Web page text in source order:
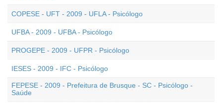
COPESE - UFT - 2009 - UFLA - Psicólogo
UFBA - 2009 - UFBA - Psicólogo
PROGEPE - 2009 - UFPR - Psicólogo
IESES - 2009 - IFC - Psicólogo
FEPESE - 2009 - Prefeitura de Brusque - SC - Psicólogo -
Saúde